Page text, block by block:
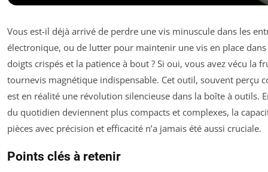
Vous est-il déjà arrivé de perdre une vis minuscule dans les
électronique, ou de lutter pour maintenir une vis en place
doigts crispés et la patience à bout ? Si oui, vous avez vécu la
tournevis magnétique indispensable. Cet outil, souvent perçu
est en réalité une révolution silencieuse dans la boîte à outils.
du quotidien deviennent plus compacts et complexes, la
pièces avec précision et efficacité n’a jamais été aussi cruciale.
Points clés à retenir